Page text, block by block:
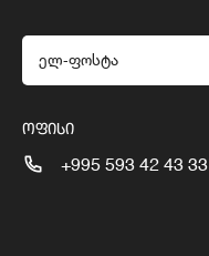
ᲝᲤᲘᲡᲘ
+995 593 42 43 33